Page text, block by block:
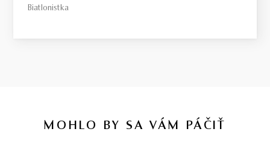
Biatlonistka
MOHLO BY SA VÁM PÁČIŤ